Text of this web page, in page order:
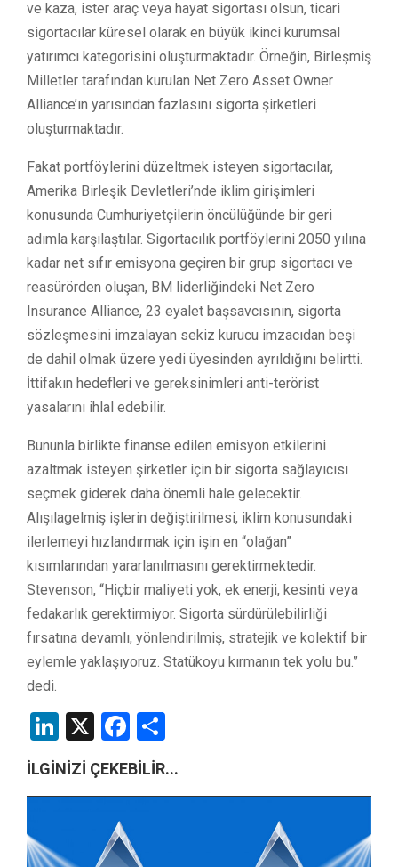
ve kaza, ister araç veya hayat sigortası olsun, ticari
sigortacılar küresel olarak en büyük ikinci kurumsal
yatırımcı kategorisini oluşturmaktadır. Örneğin, Birleşmiş
Milletler tarafından kurulan Net Zero Asset Owner
Alliance’ın yarısından fazlasını sigorta şirketleri
oluşturmaktadır.
Fakat portföylerini düzeltmek isteyen sigortacılar,
Amerika Birleşik Devletleri’nde iklim girişimleri
konusunda Cumhuriyetçilerin öncülüğünde bir geri
adımla karşılaştılar. Sigortacılık portföylerini 2050 yılına
kadar net sıfır emisyona geçiren bir grup sigortacı ve
reasürörden oluşan, BM liderliğindeki Net Zero
Insurance Alliance, 23 eyalet başsavcısının, sigorta
sözleşmesini imzalayan sekiz kurucu imzacıdan beşi
de dahil olmak üzere yedi üyesinden ayrıldığını belirtti.
İttifakın hedefleri ve gereksinimleri anti-terörist
yasalarını ihlal edebilir.
Bununla birlikte finanse edilen emisyon etkilerini
azaltmak isteyen şirketler için bir sigorta sağlayıcısı
seçmek giderek daha önemli hale gelecektir.
Alışılagelmiş işlerin değiştirilmesi, iklim konusundaki
ilerlemeyi hızlandırmak için işin en “olağan”
kısımlarından yararlanılmasını gerektirmektedir.
Stevenson, “Hiçbir maliyeti yok, ek enerji, kesinti veya
fedakarlık gerektirmiyor. Sigorta sürdürülebilirliği
fırsatına devamlı, yönlendirilmiş, stratejik ve kolektif bir
eylemle yaklaşıyoruz. Statükoyu kırmanın tek yolu bu.”
dedi.
LinkedIn
X Facebook
İLGİNİZİ ÇEKEBİLİR...